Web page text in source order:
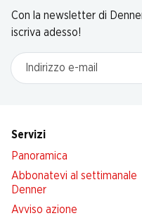
Con la newsletter di
iscriva adesso!
Indirizzo e-mail
Servizi
Panoramica
Abbonatevi al settimanale
Denner
Avviso azione